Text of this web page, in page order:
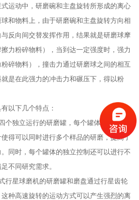
运动中，研磨碗和主盘旋转所形成的离心
和物料上，由于研磨碗和主盘旋转方向相
反向间交替发挥作用，结果就是研磨球摩
力粉碎物料），当到达一定强度时，强力
碎物料），撞击力通过研磨球之间的相互
是在此强力的冲击力和碾压下，得以粉
以下几个特点：
独立运行的研磨罐，每个罐体都有自己
得可以同时进行多个样品的研磨，提高了
同时，每个罐体的独立控制还可以进行不
不同研究需求。
星球磨机的研磨罐和磨盘通过行星齿轮
种高速旋转的运动方式可以产生强烈的离